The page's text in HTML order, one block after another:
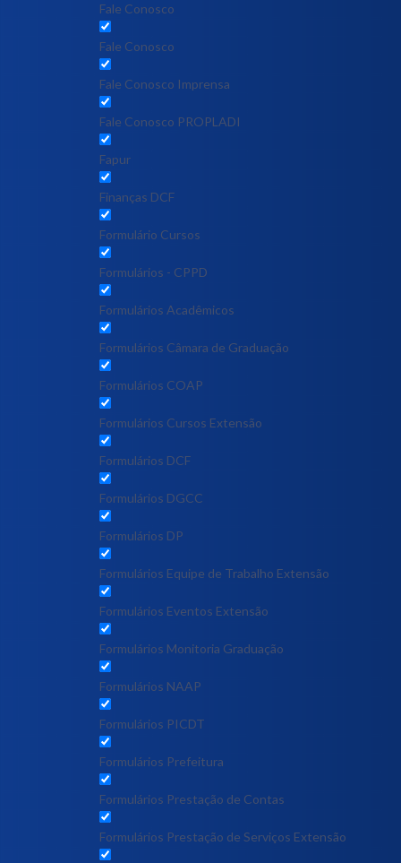
Fale Conosco
Fale Conosco
Fale Conosco Imprensa
Fale Conosco PROPLADI
Fapur
Finanças DCF
Formulário Cursos
Formulários - CPPD
Formulários Acadêmicos
Formulários Câmara de Graduação
Formulários COAP
Formulários Cursos Extensão
Formulários DCF
Formulários DGCC
Formulários DP
Formulários Equipe de Trabalho Extensão
Formulários Eventos Extensão
Formulários Monitoria Graduação
Formulários NAAP
Formulários PICDT
Formulários Prefeitura
Formulários Prestação de Contas
Formulários Prestação de Serviços Extensão